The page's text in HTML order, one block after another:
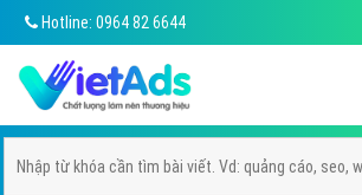
Hotline: 0964 82 6644